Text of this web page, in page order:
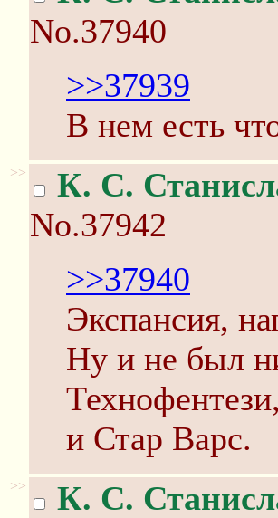
No.37940
>>37939
В нем есть
>> К. С.
No.37942
>>37940
Экспансия,
Ну и не был
и Стар Варс.
>> К. С.